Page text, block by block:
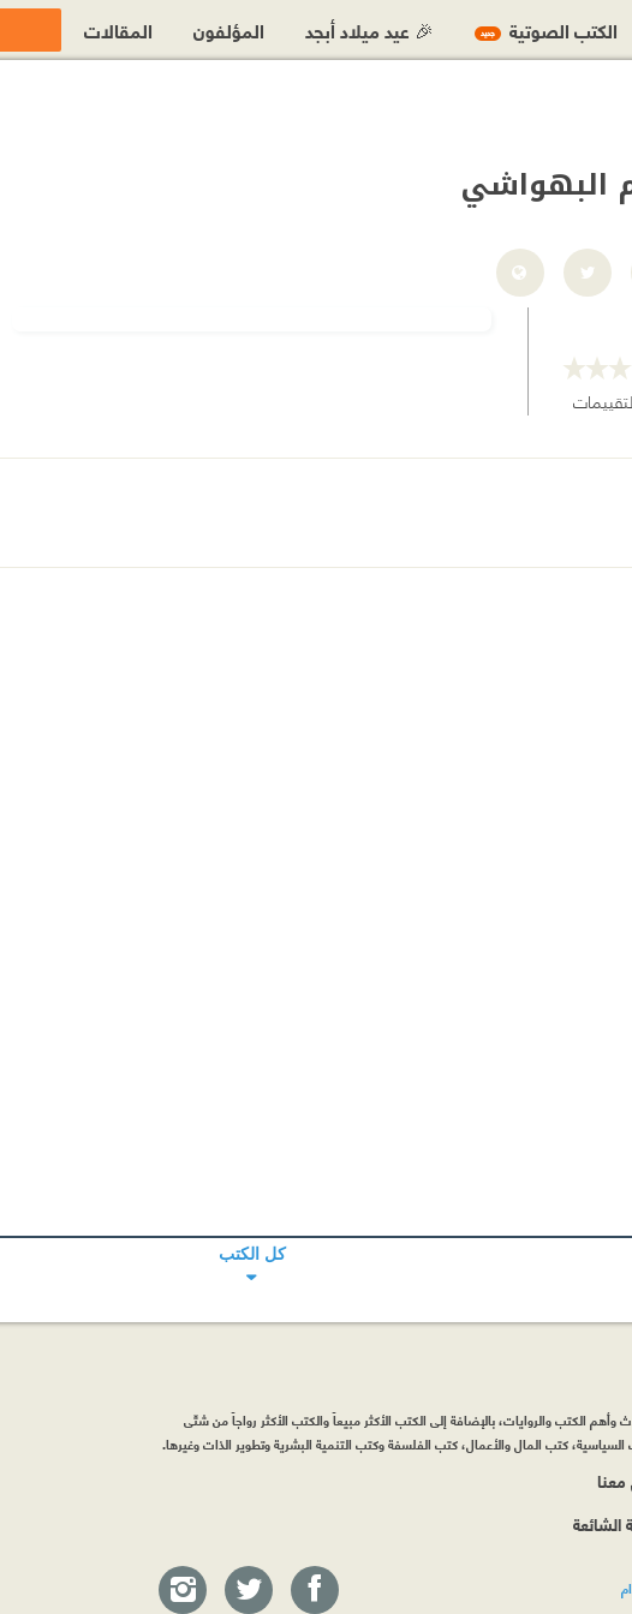
البهواشي
كل الكتب
الكتب الصوتية جديد 🎉 عيد ميلاد أبجد المؤلفون المقالات
الكتب والروايات، بالإضافة إلى الكتب الأكثر مبيعاً والكتب الأكثر رواجاً من شتّى
كتب المال والأعمال، كتب الفلسفة وكتب التنمية البشرية وتطوير الذات وغيرها.
الشائعة